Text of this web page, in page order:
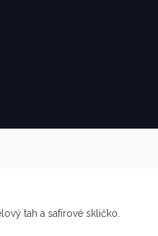
tah a safírové sklíčko.